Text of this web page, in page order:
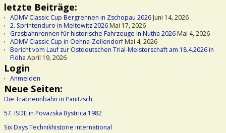
letzte Beiträge:
ADMV Classic Cup Bergrennen in Zschopau 2026Juni 14, 2026
2. Sprintenduro in Meltewitz 2026Mai 17, 2026
Grasbahnrennen für historische Fahrzeuge in Nutha 2026Mai 4, 2026
ADMV Classic Cup in Oehna-ZellendorfMai 4, 2026
Bericht vom Lauf zur Ostdeutschen Trial-Meisterschaft am 18.4.2026 in
Flöha April 19, 2026
Login
Anmelden
Neue Seiten:
Die Trabrennbahn in Panitzsch
57. ISDE in Povazska Bystrica 1982
Six Days Technikhistorie international